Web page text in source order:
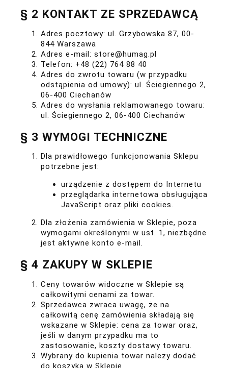
§ 2 KONTAKT ZE SPRZEDAWCĄ
Adres pocztowy: ul. Grzybowska 87, 00-
844 Warszawa
Adres e-mail: store@humag.pl
Telefon: +48 (22) 764 88 40
Adres do zwrotu towaru (w przypadku
odstąpienia od umowy): ul. Ściegiennego 2,
06-400 Ciechanów
Adres do wysłania reklamowanego towaru:
ul. Ściegiennego 2, 06-400 Ciechanów
§ 3 WYMOGI TECHNICZNE
Dla prawidłowego funkcjonowania Sklepu
potrzebne jest:
urządzenie z dostępem do Internetu
przeglądarka internetowa obsługująca
JavaScript oraz pliki cookies.
Dla złożenia zamówienia w Sklepie, poza
wymogami określonymi w ust. 1, niezbędne
jest aktywne konto e-mail.
§ 4 ZAKUPY W SKLEPIE
Ceny towarów widoczne w Sklepie są
całkowitymi cenami za towar.
Sprzedawca zwraca uwagę, że na
całkowitą cenę zamówienia składają się
wskazane w Sklepie: cena za towar oraz,
jeśli w danym przypadku ma to
zastosowanie, koszty dostawy towaru.
Wybrany do kupienia towar należy dodać
do koszyka w Sklepie.